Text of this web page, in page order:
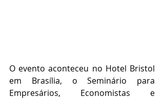
O evento aconteceu no Hotel Bristol
em Brasília, o Seminário para
Empresários, Economistas e